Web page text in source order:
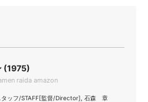
(1975)
raida amazon
ッフ/STAFF[監督/Director], 石森 章